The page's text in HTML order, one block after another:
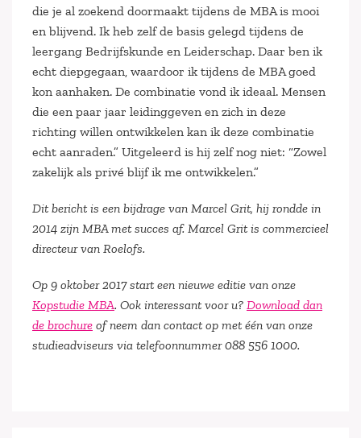
die je al zoekend doormaakt tijdens de MBA is mooi
en blijvend. Ik heb zelf de basis gelegd tijdens de
leergang Bedrijfskunde en Leiderschap. Daar ben ik
echt diepgegaan, waardoor ik tijdens de MBA goed
kon aanhaken. De combinatie vond ik ideaal. Mensen
die een paar jaar leidinggeven en zich in deze
richting willen ontwikkelen kan ik deze combinatie
echt aanraden.” Uitgeleerd is hij zelf nog niet: “Zowel
zakelijk als privé blijf ik me ontwikkelen.”
Dit bericht is een bijdrage van Marcel Grit, hij rondde in
2014 zijn MBA met succes af. Marcel Grit is commercieel
directeur van Roelofs.
Op 9 oktober 2017 start een nieuwe editie van onze
Kopstudie MBA. Ook interessant voor u? Download dan
de brochure of neem dan contact op met één van onze
studieadviseurs via telefoonnummer 088 556 1000.